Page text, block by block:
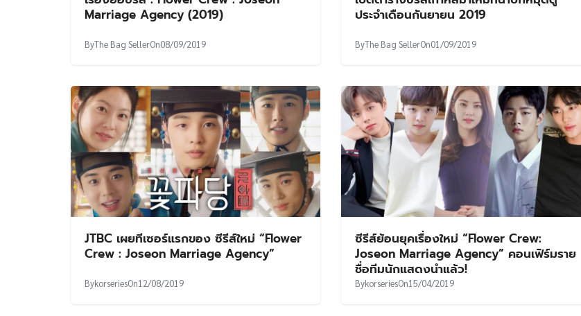
Marriage Agency (2019)
ByThe Bag SellerOn08/09/2019
ประจำเดือนกันยายน 2019
ByThe Bag SellerOn01/09/2019
JTBC เผยทีเซอร์แรกของ ซีรีส์ใหม่ “Flower
Crew : Joseon Marriage Agency”
BykorseriesOn12/08/2019
ซีรีส์ย้อนยุคเรื่องใหม่ “Flower Crew:
Joseon Marriage Agency” คอนเฟิร์มราย
ชื่อทีมนักแสดงนำแล้ว!
BykorseriesOn15/04/2019